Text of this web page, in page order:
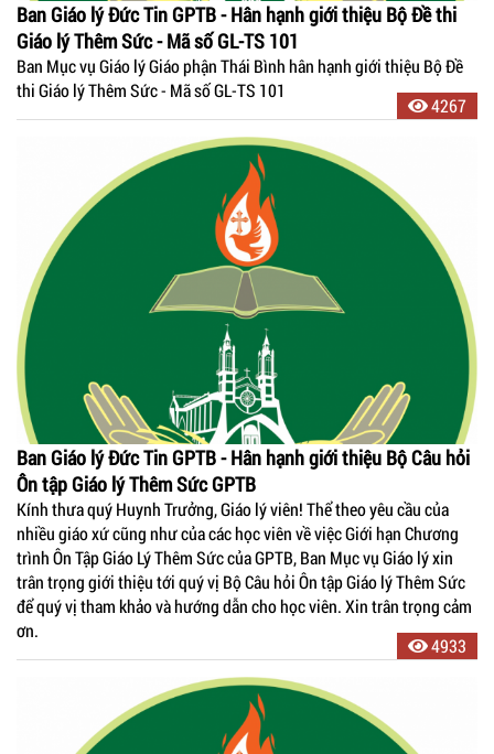
Ban Giáo lý Đức Tin GPTB - Hân hạnh giới thiệu Bộ Đề thi
Giáo lý Thêm Sức - Mã số GL-TS 101
Ban Mục vụ Giáo lý Giáo phận Thái Bình hân hạnh giới thiệu Bộ Đề
thi Giáo lý Thêm Sức - Mã số GL-TS 101
4267
Ban Giáo lý Đức Tin GPTB - Hân hạnh giới thiệu Bộ Câu hỏi
Ôn tập Giáo lý Thêm Sức GPTB
Kính thưa quý Huynh Trưởng, Giáo lý viên! Thể theo yêu cầu của
nhiều giáo xứ cũng như của các học viên về việc Giới hạn Chương
trình Ôn Tập Giáo Lý Thêm Sức của GPTB, Ban Mục vụ Giáo lý xin
trân trọng giới thiệu tới quý vị Bộ Câu hỏi Ôn tập Giáo lý Thêm Sức
để quý vị tham khảo và hướng dẫn cho học viên. Xin trân trọng cảm
ơn.
4933